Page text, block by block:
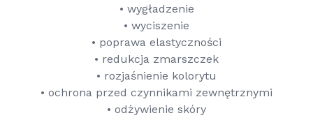
• wygładzenie
• wyciszenie
• poprawa elastyczności
• redukcja zmarszczek
• rozjaśnienie kolorytu
• ochrona przed czynnikami zewnętrznymi
• odżywienie skóry